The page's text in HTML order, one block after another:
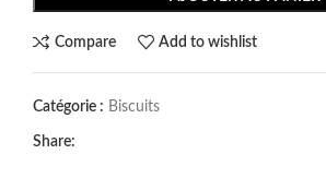
Compare Add to wishlist
Catégorie : Biscuits
Share: